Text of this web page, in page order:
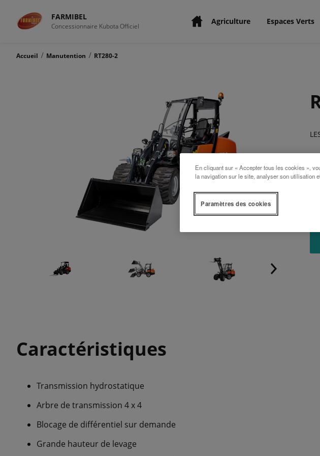
FARMIBEL
Concessionnaire Kubota Officiel Agriculture Espaces Verts
Accueil / Manutention / RT280-2
Caractéristiques
Transmission hydrostatique
Arbre de transmission 4 x 4
Blocage de différentiel sur demande
Grande hauteur de levage
En cliquant sur « Accepter tous les cookies »,
la navigation sur le site, analyser son utilisation
Paramètres des cookies